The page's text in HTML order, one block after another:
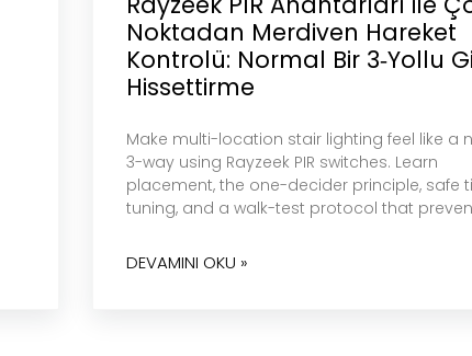
Noktadan Merdiven Hareket
Kontrolü: Normal Bir 3‑Yollu
Hissettirme
Make multi-location stair lighting feel like a
3-way using Rayzeek PIR switches. Learn
placement, the one-decider principle, safe
tuning, and a walk-test protocol that
DEVAMINI OKU »